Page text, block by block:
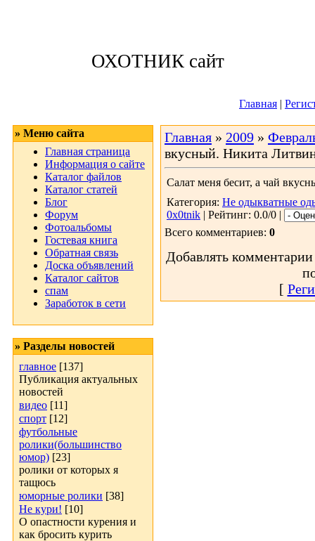
ОХОТНИК сайт
Главная |
» Меню сайта
Главная страница
Информация о сайте
Каталог файлов
Каталог статей
Блог
Форум
Фотоальбомы
Гостевая книга
Обратная связь
Доска объявлений
Каталог сайтов
спам
Заработок в сети
» Разделы новостей
главное [137]
Публикация актуальных
новостей
видео [11]
спорт [12]
футбольные
ролики(большинство
юмор) [23]
ролики от которых я
тащюсь
юморные ролики [38]
Не кури! [10]
О опастности курения и
как бросить курить
Главная » 2009 »
вкусный. Никита
Салат меня бесит, а чай
Категория: Не одыкватные
0x0tnik | Рейтинг: 0.0/0 |
Всего комментариев: 0
Добавлять
[